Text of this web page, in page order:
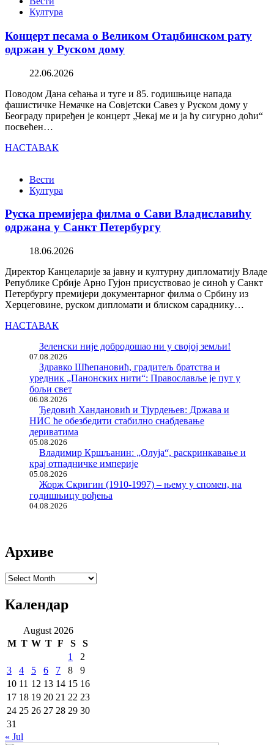
Култура
Концерт песама о Великом Отаџбинском рату
одржан у Руском дому
22.06.2026
Поводом Дана сећања и туге и 85. годишњице напада
фашистичке Немачке на Совјетски Савез у Руском дому у
Београду приређен је концерт „Чекај ме и ја ћу сигурно доћи“
посвећен…
НАСТАВАК
Вести
Култура
Руска премијера филма о Сави Владиславићу
одржана у Санкт Петербургу
18.06.2026
Директор Канцеларије за јавну и културну дипломатију Владе
Републике Србије Арно Гујон присуствовао је синоћ у Санкт
Петербургу премијери документарног филма о Србину из
Херцеговине, руском дипломати и блиском сараднику…
НАСТАВАК
Зеленски није добродошао ни у својој земљи!
07.08.2026
Здравко Шћепановић, градитељ братства и
уредник „Панонских нити“: Православље је пут у
бољи свет
06.08.2026
Ђедовић Хандановић и Тјурдењев: Држава и
НИС ће обезбедити стабилно снабдевање
дериватима
05.08.2026
Владимир Кршљанин: „Олуја“, раскринкавање и
крај отпадничке империје
05.08.2026
Жорж Скригин (1910-1997) – њему у спомен, на
годишњицу рођења
04.08.2026
Архиве
Архиве
Календар
August 2026
M T W T F S
S
1
2
3
4 5 6 7 8
9
10 11 12 13 14 15 16
17 18 19 20 21 22 23
24 25 26 27 28 29 30
31
« Jul